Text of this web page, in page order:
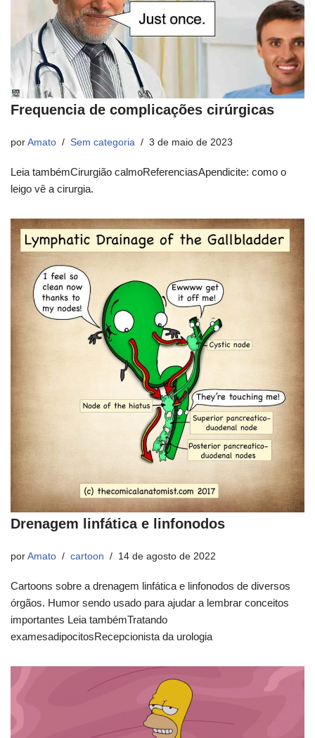
Frequencia de complicações cirúrgicas
por Amato Sem categoria 3 de maio de 2023
Leia tambémCirurgião calmoReferenciasApendicite: como o
leigo vê a cirurgia.
Drenagem linfática e linfonodos
por Amato cartoon 14 de agosto de 2022
Cartoons sobre a drenagem linfática e linfonodos de diversos
órgãos. Humor sendo usado para ajudar a lembrar conceitos
importantes Leia tambémTratando
examesadipocitosRecepcionista da urologia